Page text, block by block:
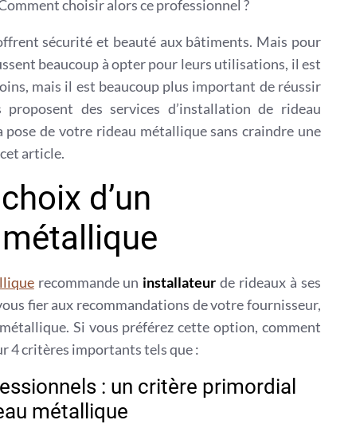
choisir alors ce professionnel ?
sécurité et beauté aux bâtiments. Mais pour
beaucoup à opter pour leurs utilisations, il est
mais il est beaucoup plus important de réussir
des services d’installation de rideau
de votre rideau métallique sans craindre une
article.
d’un
recommande un installateur de rideaux à ses
fier aux recommandations de votre fournisseur,
Si vous préférez cette option, comment
4 critères importants tels que :
: un critère primordial
métallique